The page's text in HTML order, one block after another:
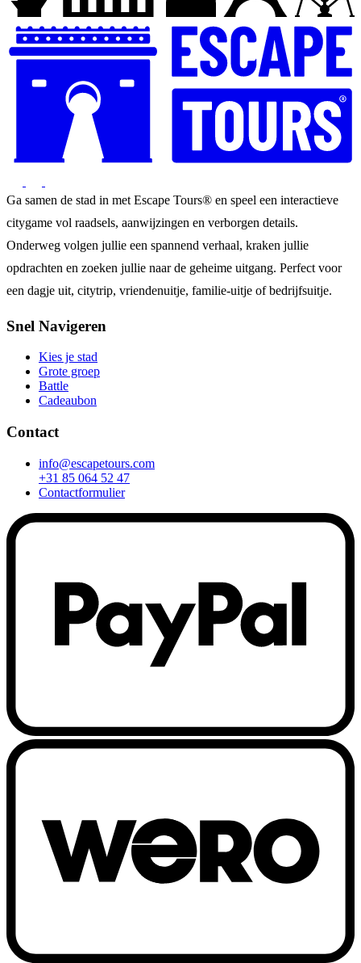
Ga samen de stad in met Escape Tours® en speel een interactieve
citygame vol raadsels, aanwijzingen en verborgen details.
Onderweg volgen jullie een spannend verhaal, kraken jullie
opdrachten en zoeken jullie naar de geheime uitgang. Perfect voor
een dagje uit, citytrip, vriendenuitje, familie-uitje of bedrijfsuitje.
Snel Navigeren
Kies je stad
Grote groep
Battle
Cadeaubon
Contact
info@escapetours.com
+31 85 064 52 47
Contactformulier